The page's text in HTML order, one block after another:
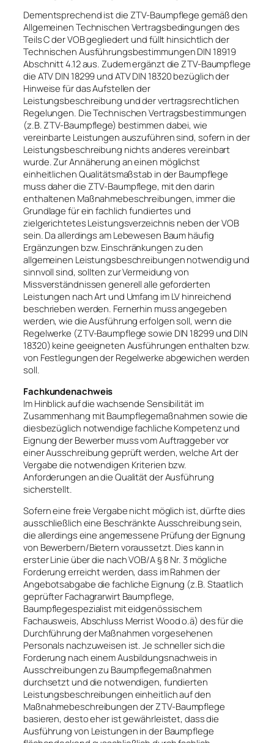
Dementsprechend ist die ZTV-Baumpflege gemäß den
Allgemeinen Technischen Vertragsbedingungen des
Teils C der VOB gegliedert und füllt hinsichtlich der
Technischen Ausführungsbestimmungen DIN 18919
Abschnitt 4.12 aus. Zudem ergänzt die ZTV-Baumpflege
die ATV DIN 18299 und ATV DIN 18320 bezüglich der
Hinweise für das Aufstellen der
Leistungsbeschreibung und der vertragsrechtlichen
Regelungen. Die Technischen Vertragsbestimmungen
(z.B. ZTV-Baumpflege) bestimmen dabei, wie
vereinbarte Leistungen auszuführen sind, sofern in der
Leistungsbeschreibung nichts anderes vereinbart
wurde. Zur Annäherung an einen möglichst
einheitlichen Qualitätsmaßstab in der Baumpflege
muss daher die ZTV-Baumpflege, mit den darin
enthaltenen Maßnahmebeschreibungen, immer die
Grundlage für ein fachlich fundiertes und
zielgerichtetes Leistungsverzeichnis neben der VOB
sein. Da allerdings am Lebewesen Baum häufig
Ergänzungen bzw. Einschränkungen zu den
allgemeinen Leistungsbeschreibungen notwendig und
sinnvoll sind, sollten zur Vermeidung von
Missverständnissen generell alle geforderten
Leistungen nach Art und Umfang im LV hinreichend
beschrieben werden. Fernerhin muss angegeben
werden, wie die Ausführung erfolgen soll, wenn die
Regelwerke (ZTV-Baumpflege sowie DIN 18299 und DIN
18320) keine geeigneten Ausführungen enthalten bzw.
von Festlegungen der Regelwerke abgewichen werden
soll.
Fachkundenachweis
Im Hinblick auf die wachsende Sensibilität im
Zusammenhang mit Baumpflegemaßnahmen sowie die
diesbezüglich notwendige fachliche Kompetenz und
Eignung der Bewerber muss vom Auftraggeber vor
einer Ausschreibung geprüft werden, welche Art der
Vergabe die notwendigen Kriterien bzw.
Anforderungen an die Qualität der Ausführung
sicherstellt.
Sofern eine freie Vergabe nicht möglich ist, dürfte dies
ausschließlich eine Beschränkte Ausschreibung sein,
die allerdings eine angemessene Prüfung der Eignung
von Bewerbern/Bietern voraussetzt. Dies kann in
erster Linie über die nach VOB/A § 8 Nr. 3 mögliche
Forderung erreicht werden, dass im Rahmen der
Angebotsabgabe die fachliche Eignung (z.B. Staatlich
geprüfter Fachagrarwirt Baumpflege,
Baumpflegespezialist mit eidgenössischem
Fachausweis, Abschluss Merrist Wood o.ä) des für die
Durchführung der Maßnahmen vorgesehenen
Personals nachzuweisen ist. Je schneller sich die
Forderung nach einem Ausbildungsnachweis in
Ausschreibungen zu Baumpflegemaßnahmen
durchsetzt und die notwendigen, fundierten
Leistungsbeschreibungen einheitlich auf den
Maßnahmebeschreibungen der ZTV-Baumpflege
basieren, desto eher ist gewährleistet, dass die
Ausführung von Leistungen in der Baumpflege